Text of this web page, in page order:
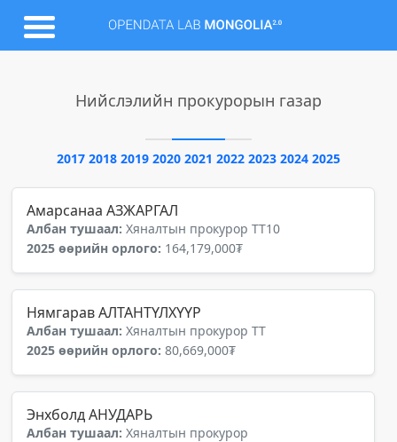
Нийслэлийн прокурорын газар
2017 2018 2019 2020 2021 2022 2023 2024 2025
Амарсанаа АЗЖАРГАЛ
Албан тушаал: Хяналтын прокурор ТТ10
2025 өөрийн орлого: 164,179,000₮
Нямгарав АЛТАНТҮЛХҮҮР
Албан тушаал: Хяналтын прокурор ТТ
2025 өөрийн орлого: 80,669,000₮
Энхболд АНУДАРЬ
Албан тушаал: Хяналтын прокурор